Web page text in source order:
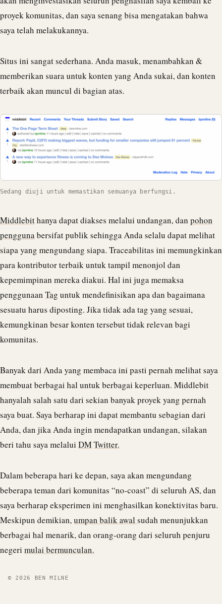
proyek komunitas, dan saya senang bisa mengatakan bahwa
saya telah melakukannya.
Situs ini sangat sederhana. Anda masuk, menambahkan &
memberikan suara untuk konten yang Anda sukai, dan konten
terbaik akan muncul di bagian atas.
Sedang diuji untuk memastikan semuanya berfungsi.
Middlebithanya dapat diakses melalui undangan, dan pohon
pengguna bersifat publik sehingga Anda selalu dapat melihat
siapa yang mengundang siapa. Traceabilitas ini memungkinkan
para kontributor terbaik untuk tampil menonjol dan
kepemimpinan mereka diakui. Hal ini juga memaksa
penggunaan Tag untuk mendefinisikan apa dan bagaimana
sesuatu harus diposting. Jika tidak ada tag yang sesuai,
kemungkinan besar konten tersebut tidak relevan bagi
komunitas.
Banyak dari Anda yang membaca ini pasti pernah melihat saya
membuat berbagai hal untuk berbagai keperluan. Middlebit
hanyalah salah satu dari sekian banyak proyek yang pernah
saya buat. Saya berharap ini dapat membantu sebagian dari
Anda, dan jika Anda ingin mendapatkan undangan, silakan
beri tahu saya melalui DMTwitter.
Dalam beberapa hari ke depan, saya akan mengundang
beberapa teman dari komunitas “no-coast” di seluruh AS, dan
saya berharap eksperimen ini menghasilkan konektivitas baru.
Meskipun demikian, umpan balik awal sudah menunjukkan
berbagai hal menarik, dan orang-orang dari seluruh penjuru
negeri mulai bermunculan.
© 2026 BEN MILNE